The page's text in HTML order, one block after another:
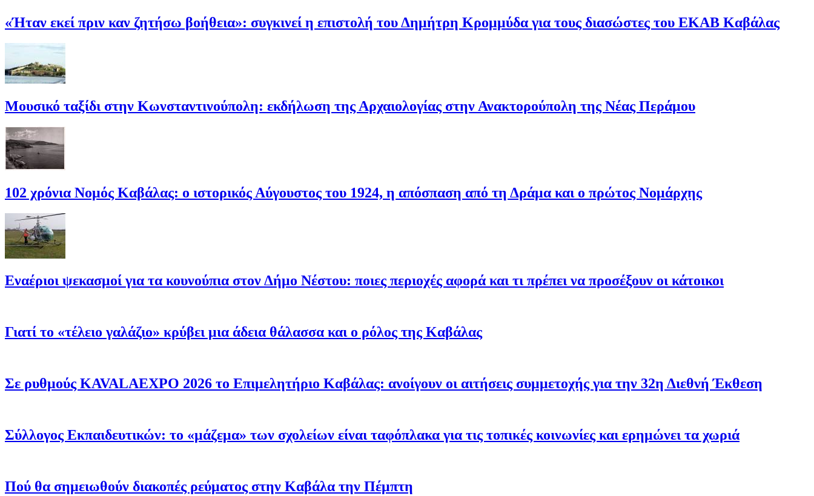
«Ήταν εκεί πριν καν ζητήσω βοήθεια»: συγκινεί η επιστολή του Δημήτρη Κρομμύδα για τους διασώστες του ΕΚΑΒ Καβάλας
Μουσικό ταξίδι στην Κωνσταντινούπολη: εκδήλωση της Αρχαιολογίας στην Ανακτορούπολη της Νέας Περάμου
102 χρόνια Νομός Καβάλας: ο ιστορικός Αύγουστος του 1924, η απόσπαση από τη Δράμα και ο πρώτος Νομάρχης
Εναέριοι ψεκασμοί για τα κουνούπια στον Δήμο Νέστου: ποιες περιοχές αφορά και τι πρέπει να προσέξουν οι κάτοικοι
Γιατί το «τέλειο γαλάζιο» κρύβει μια άδεια θάλασσα και ο ρόλος της Καβάλας
Σε ρυθμούς KAVALAEXPO 2026 το Επιμελητήριο Καβάλας: ανοίγουν οι αιτήσεις συμμετοχής για την 32η Διεθνή Έκθεση
Σύλλογος Εκπαιδευτικών: το «μάζεμα» των σχολείων είναι ταφόπλακα για τις τοπικές κοινωνίες και ερημώνει τα χωριά
Πού θα σημειωθούν διακοπές ρεύματος στην Καβάλα την Πέμπτη